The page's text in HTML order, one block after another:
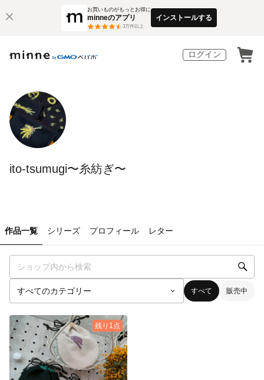
お買いものがもっとお得に
minneのアプリ
3万件以上
インストールする
ログイン
ito-tsumugi〜糸紡ぎ〜
作品一覧 シリーズ プロフィール レター
すべて 販売中
残り1点